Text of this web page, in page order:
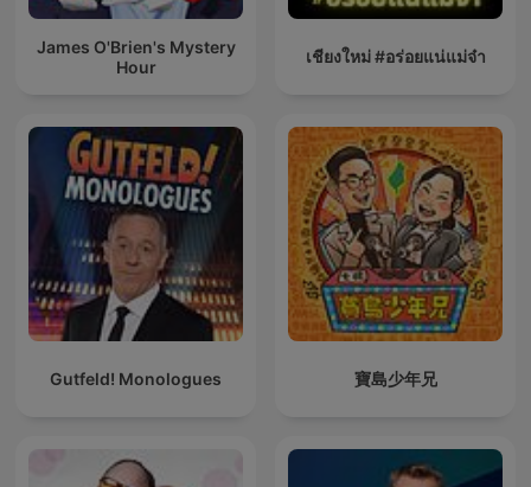
James O'Brien's Mystery
Hour
เชียงใหม่ #อร่อยแน่แม่จ๋า
Gutfeld! Monologues 寶島少年兄